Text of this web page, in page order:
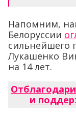
Напомним,
Белоруссии
сильнейшего
Лукашенко
на 14 лет.
и